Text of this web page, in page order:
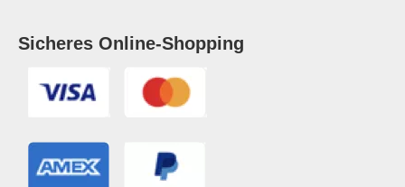
Sicheres Online-Shopping